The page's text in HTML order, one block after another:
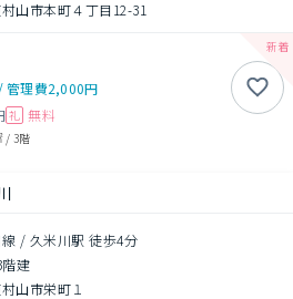
山市本町４丁目12-31
/管理費2,000円
礼 無料
/ 3階
/ 久米川駅 徒歩4分
階建
山市栄町１